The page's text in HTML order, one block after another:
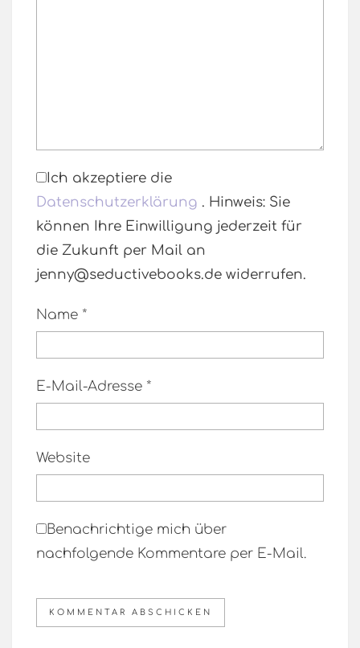
Ich akzeptiere die
Datenschutzerklärung . Hinweis: Sie
können Ihre Einwilligung jederzeit für
die Zukunft per Mail an
jenny@seductivebooks.de widerrufen.
Name *
E-Mail-Adresse *
Website
Benachrichtige mich über
nachfolgende Kommentare per E-Mail.